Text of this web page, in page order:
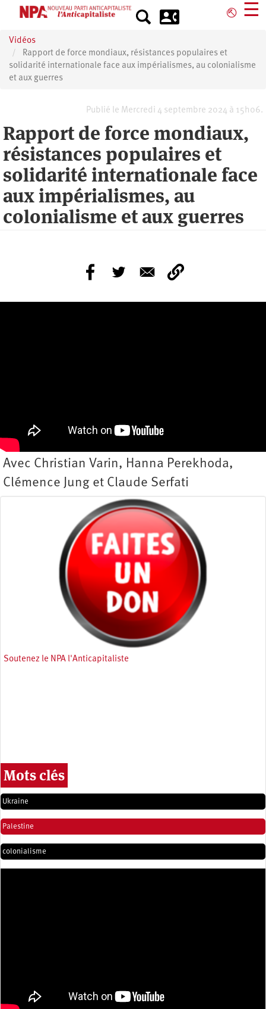
principal
⎋ ☰
Vidéos
Rapport de force mondiaux, résistances populaires et
solidarité internationale face aux impérialismes, au colonialisme
et aux guerres
Publié le Mercredi 4 septembre 2024 à 15h06.
Rapport de force mondiaux,
résistances populaires et
solidarité internationale face
aux impérialismes, au
colonialisme et aux guerres
Avec Christian Varin, Hanna Perekhoda,
Clémence Jung et Claude Serfati
Soutenez le NPA l'Anticapitaliste
Mots clés
Ukraine
Palestine
colonialisme